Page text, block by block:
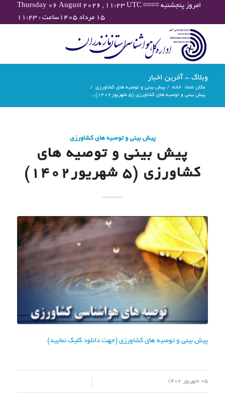
Thursday 06 August 2026 , 11:23 UTC ¤¤¤¤ امروز پنجشنبه
۱۵ مرداد ۱۴۰۵ساعت : ۱۱:۲۳
وبلاگ - آخرین اخبار
مکان شما: خانه / پیش بینی و توصیه های کشاورزی /
پیش بینی و توصیه های کشاورزی (5 شهریور۱۴۰۲)...
پیش بینی و توصیه های کشاورزی
پیش بینی و توصیه های
کشاورزی (5 شهریور۱۴۰۲)
پیش بینی و توصیه های کشاورزی (جهت دانلود کلیک نمایید)
05 شهریور 1402